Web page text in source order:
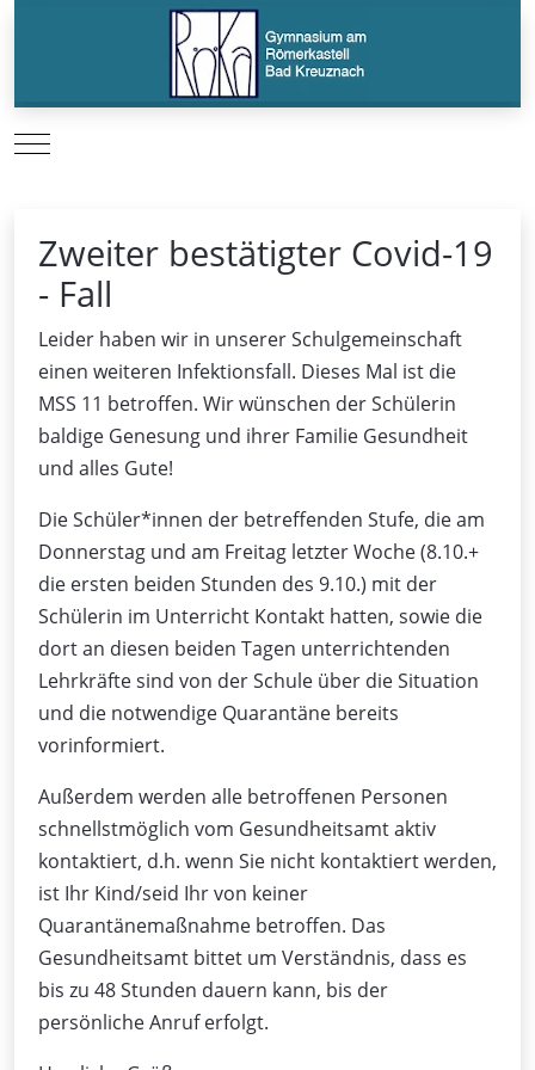
Mobile Menu Toggle
Zweiter bestätigter Covid-19
- Fall
Leider haben wir in unserer Schulgemeinschaft
einen weiteren Infektionsfall. Dieses Mal ist die
MSS 11 betroffen. Wir wünschen der Schülerin
baldige Genesung und ihrer Familie Gesundheit
und alles Gute!
Die Schüler*innen der betreffenden Stufe, die am
Donnerstag und am Freitag letzter Woche (8.10.+
die ersten beiden Stunden des 9.10.) mit der
Schülerin im Unterricht Kontakt hatten, sowie die
dort an diesen beiden Tagen unterrichtenden
Lehrkräfte sind von der Schule über die Situation
und die notwendige Quarantäne bereits
vorinformiert.
Außerdem werden alle betroffenen Personen
schnellstmöglich vom Gesundheitsamt aktiv
kontaktiert, d.h. wenn Sie nicht kontaktiert werden,
ist Ihr Kind/seid Ihr von keiner
Quarantänemaßnahme betroffen. Das
Gesundheitsamt bittet um Verständnis, dass es
bis zu 48 Stunden dauern kann, bis der
persönliche Anruf erfolgt.